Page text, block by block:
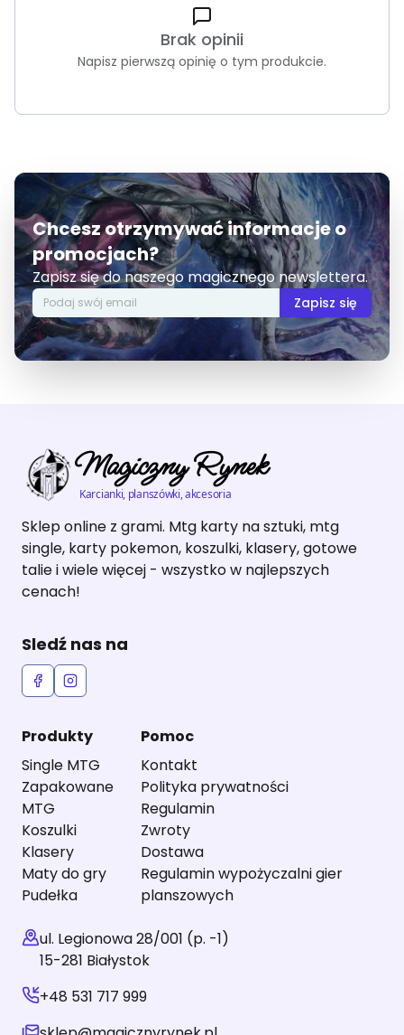
Brak opinii
Napisz pierwszą opinię o tym produkcie.
Chcesz otrzymywać informacje o
promocjach?
Zapisz się do naszego magicznego newslettera.
Zapisz się
Magiczny Rynek
Karcianki, planszówki, akcesoria
Sklep online z grami. Mtg karty na sztuki, mtg
single, karty pokemon, koszulki, klasery, gotowe
talie i wiele więcej - wszystko w najlepszych
cenach!
Sledź nas na
Produkty
Single MTG
Zapakowane
MTG
Koszulki
Klasery
Maty do gry
Pudełka
Pomoc
Kontakt
Polityka prywatności
Regulamin
Zwroty
Dostawa
Regulamin wypożyczalni gier
planszowych
ul. Legionowa 28/001 (p. -1)
15-281 Białystok
+48 531 717 999